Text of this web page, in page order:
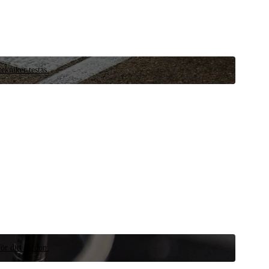
testas.
ditt fordon.